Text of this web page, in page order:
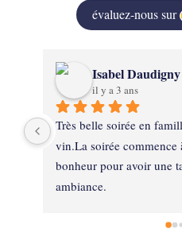
évaluez-nous sur
Isabel Daudigny
il y a 3 ans
Très belle soirée en
vin.La soirée
bonheur pour avoir une
ambiance.